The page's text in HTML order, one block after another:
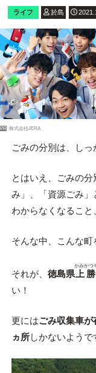
ライフ 於島
PR 株式会社JERA
ごみの分別は、し
とはいえ、ごみの
み」、「資源ごみ
わからなくなること
そんな中、こんな町
それが、 徳島県 上
かみかつ
い！
更にはごみ収集車が
ヵ所しかないようで